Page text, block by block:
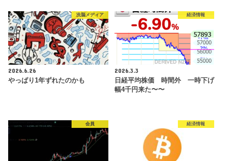
洗脳メディア
2026.6.26
やっぱり1年ずれたのかも
経済情報
2026.3.3
日経平均株価 時間外 一時下げ
幅4千円来た〜〜
会員 経済情報